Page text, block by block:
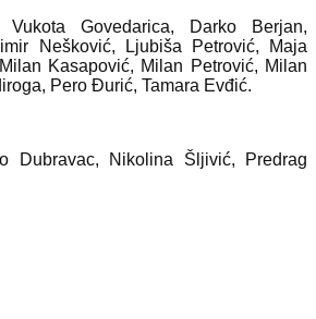
Vukota Govedarica, Darko Berjan,
Nešković, Ljubiša Petrović, Maja
Kasapović, Milan Petrović, Milan
Pero Đurić, Tamara Evđić.
Dubravac, Nikolina Šljivić, Predrag